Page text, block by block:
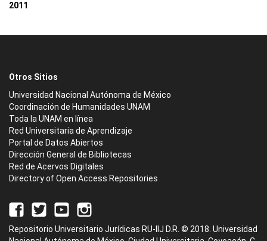
2011
Otros Sitios
Universidad Nacional Autónoma de México
Coordinación de Humanidades UNAM
Toda la UNAM en línea
Red Universitaria de Aprendizaje
Portal de Datos Abiertos
Dirección General de Bibliotecas
Red de Acervos Digitales
Directory of Open Access Repositories
Repositorio Universitario Jurídicas RU-IIJ D.R. © 2018. Universidad